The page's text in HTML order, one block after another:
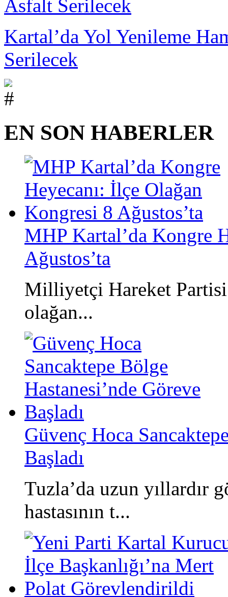
Kartal’da Yol Yenileme
Serilecek
EN SON HABERLER
MHP Kartal’da Kongre
Ağustos’ta
Milliyetçi Hareket
olağan...
Güvenç Hoca
Başladı
Tuzla’da uzun yıllardır
hastasının t...